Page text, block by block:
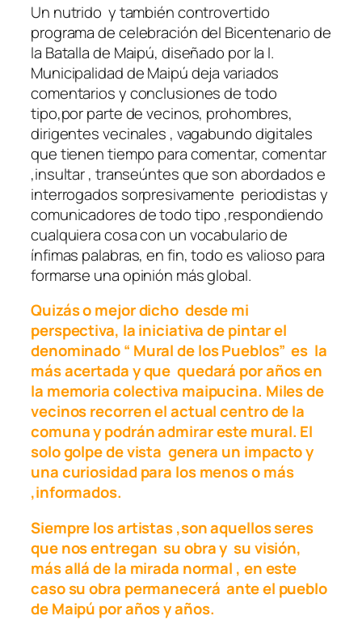
Un nutrido y también controvertido
programa de celebración del Bicentenario de
la Batalla de Maipú, diseñado por la I.
Municipalidad de Maipú deja variados
comentarios y conclusiones de todo
tipo,por parte de vecinos, prohombres,
dirigentes vecinales , vagabundo digitales
que tienen tiempo para comentar, comentar
,insultar , transeúntes que son abordados e
interrogados sorpresivamente periodistas y
comunicadores de todo tipo ,respondiendo
cualquiera cosa con un vocabulario de
ínfimas palabras, en fin, todo es valioso para
formarse una opinión más global.
Quizás o mejor dicho desde mi
perspectiva, la iniciativa de pintar el
denominado “ Mural de los Pueblos” es la
más acertada y que quedará por años en
la memoria colectiva maipucina. Miles de
vecinos recorren el actual centro de la
comuna y podrán admirar este mural. El
solo golpe de vista genera un impacto y
una curiosidad para los menos o más
,informados.
Siempre los artistas ,son aquellos seres
que nos entregan su obra y su visión,
más allá de la mirada normal , en este
caso su obra permanecerá ante el pueblo
de Maipú por años y años.